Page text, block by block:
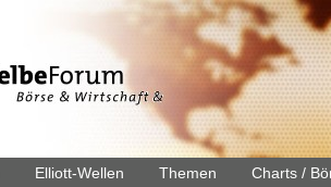
Elliott-Wellen Themen Charts /